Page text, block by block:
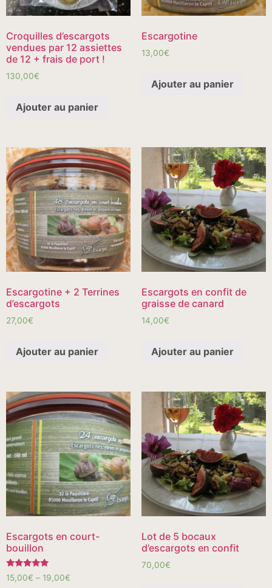
Croquilles d’escargots
vendues par 12 assiettes
de 12 + frais de port !
130,00€
Ajouter au panier
Escargotine
13,00€
Ajouter au panier
Escargotine + 2 Terrines
d’escargots
27,00€
Ajouter au panier
Escargots en confit de
graisse de canard
14,00€
Ajouter au panier
Escargots en court-
bouillon
Note
5.00
15,00€ – 19,00€
Lot de 5 bocaux
d’escargots en confit
70,00€